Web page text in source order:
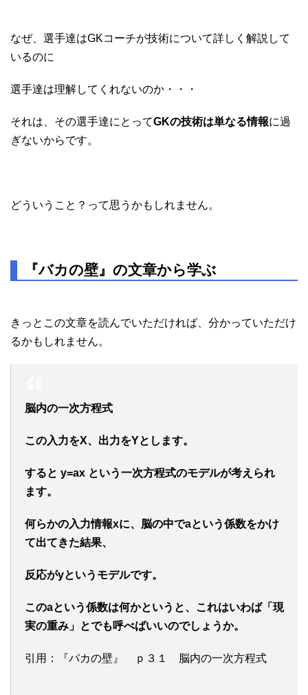
なぜ、選手達はGKコーチが技術について詳しく解説して
いるのに
選手達は理解してくれないのか・・・
それは、その選手達にとってGKの技術は単なる情報に過
ぎないからです。
どういうこと？って思うかもしれません。
『バカの壁』の文章から学ぶ
きっとこの文章を読んでいただければ、分かっていただけ
るかもしれません。
脳内の一次方程式
この入力をX、出力をYとします。
すると y=ax という一次方程式のモデルが考えられ
ます。
何らかの入力情報xに、脳の中でaという係数をかけ
て出てきた結果、
反応がyというモデルです。
このaという係数は何かというと、これはいわば「現
実の重み」とでも呼べばいいのでしょうか。
引用：『バカの壁』 ｐ３１ 脳内の一次方程式